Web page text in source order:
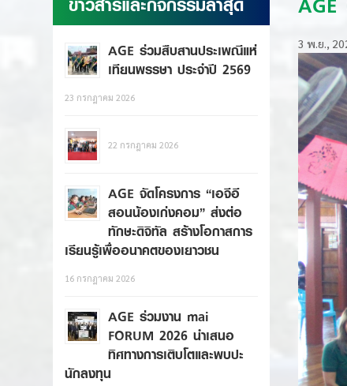
AGE ร่วมสืบสานประเพณีแห่
เทียนพรรษา ประจำปี 2569
23 กรกฎาคม 2026
22 กรกฎาคม 2026
AGE จัดโครงการ “เอจีอี
สอนน้องเก่งคอม” ส่งต่อ
ทักษะดิจิทัล สร้างโอกาสการ
เรียนรู้เพื่ออนาคตของเยาวชน
16 กรกฎาคม 2026
AGE ร่วมงาน mai
FORUM 2026 นำเสนอ
ทิศทางการเติบโตและพบปะ
นักลงทุน
3 พ.ย.,